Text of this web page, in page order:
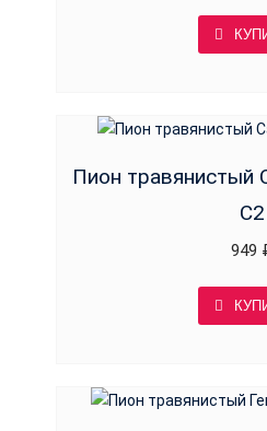
Пион травянистый
С2
949